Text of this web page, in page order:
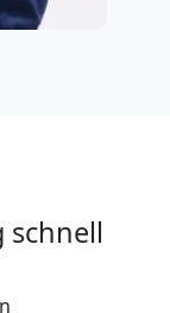
schnell